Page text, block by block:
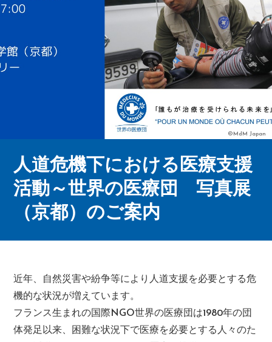
©MdM Japan
人道危機下における医療支援
活動～世界の医療団 写真展
（京都）のご案内
近年、自然災害や紛争等により人道支援を必要とする危
機的な状況が増えています。
フランス生まれの国際NGO世界の医療団は1980年の団
体発足以来、困難な状況下で医療を必要とする人々のた